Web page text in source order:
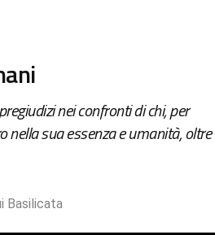
nei confronti di chi, per
nella sua essenza e umanità, oltre
Basilicata